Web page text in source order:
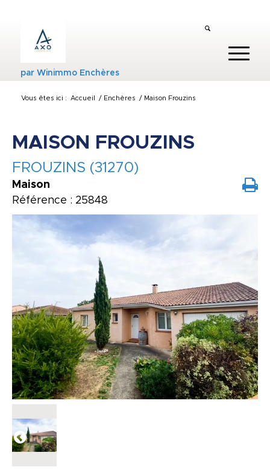
parWinimmo Enchères
Vous êtes ici : Accueil / Enchères / Maison Frouzins
MAISON FROUZINS
FROUZINS (31270)
Maison
Référence : 25848